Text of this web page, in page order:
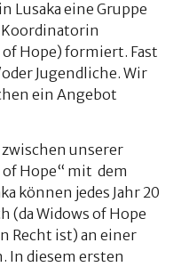
Lusaka eine Gruppe
Hope) formiert. Fast
Jugendliche. Wir
ein Angebot
unserer
Hope“ mit dem
können jedes Jahr 20
(da Widows of Hope
Recht ist) an einer
In diesem ersten